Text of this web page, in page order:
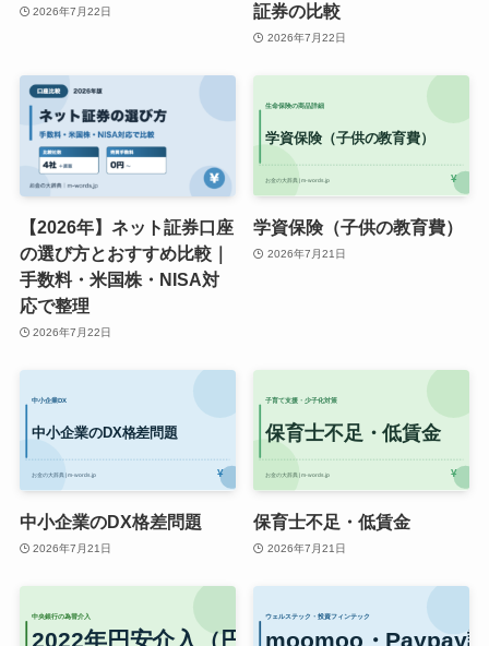
2026年7月22日
証券の比較
2026年7月22日
【2026年】ネット証券口座
の選び方とおすすめ比較｜
手数料・米国株・NISA対
応で整理
2026年7月22日
学資保険（子供の教育費）
2026年7月21日
中小企業のDX格差問題
2026年7月21日
保育士不足・低賃金
2026年7月21日